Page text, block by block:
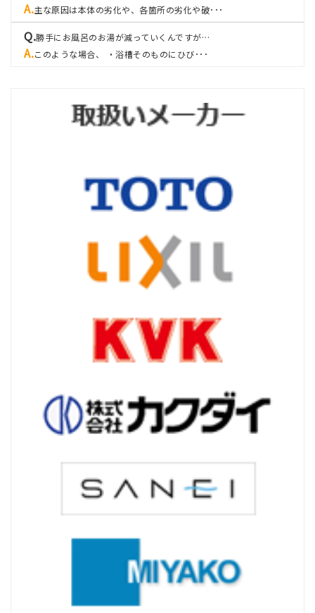
主な原因は本体の劣化や、各箇所の劣化や破･･･
勝手にお風呂のお湯が減っていくんですが…
このような場合、 ・浴槽そのものにひび･･･